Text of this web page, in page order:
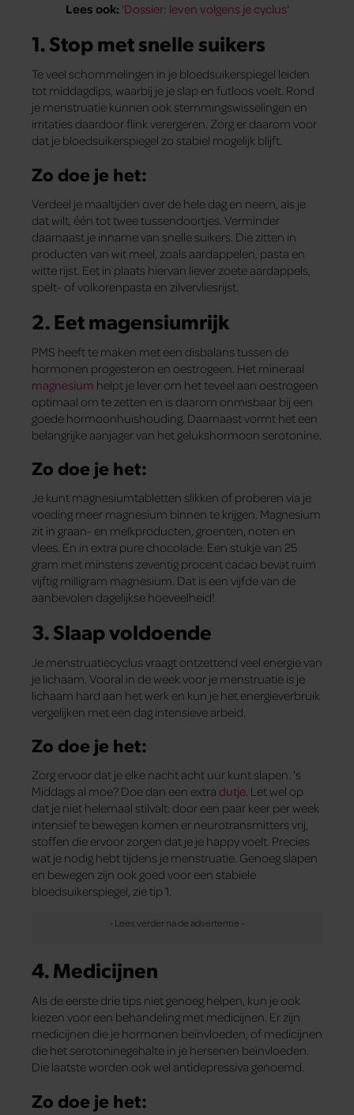
Lees ook: ‘Dossier: leven volgens je cyclus‘
1. Stop met snelle suikers
Te veel schommelingen in je bloedsuikerspiegel leiden
tot middagdips, waarbij je je slap en futloos voelt. Rond
je menstruatie kunnen ook stemmingswisselingen en
irritaties daardoor flink verergeren. Zorg er daarom voor
dat je bloedsuikerspiegel zo stabiel mogelijk blijft.
Zo doe je het:
Verdeel je maaltijden over de hele dag en neem, als je
dat wilt, één tot twee tussendoortjes. Verminder
daarnaast je inname van snelle suikers. Die zitten in
producten van wit meel, zoals aardappelen, pasta en
witte rijst. Eet in plaats hiervan liever zoete aardappels,
spelt- of volkorenpasta en zilvervliesrijst.
2. Eet magensiumrijk
PMS heeft te maken met een disbalans tussen de
hormonen progesteron en oestrogeen. Het mineraal
magnesium helpt je lever om het teveel aan oestrogeen
optimaal om te zetten en is daarom onmisbaar bij een
goede hormoonhuishouding. Daarnaast vormt het een
belangrijke aanjager van het gelukshormoon serotonine.
Zo doe je het:
Je kunt magnesiumtabletten slikken of proberen via je
voeding meer magnesium binnen te krijgen. Magnesium
zit in graan- en melkproducten, groenten, noten en
vlees. En in extra pure chocolade. Een stukje van 25
gram met minstens zeventig procent cacao bevat ruim
vijftig milligram magnesium. Dat is een vijfde van de
aanbevolen dagelijkse hoeveelheid!
3. Slaap voldoende
Je menstruatiecyclus vraagt ontzettend veel energie van
je lichaam. Vooral in de week voor je menstruatie is je
lichaam hard aan het werk en kun je het energieverbruik
vergelijken met een dag intensieve arbeid.
Zo doe je het:
Zorg ervoor dat je elke nacht acht uur kunt slapen. ’s
Middags al moe? Doe dan een extra dutje. Let wel op
dat je niet helemaal stilvalt: door een paar keer per week
intensief te bewegen komen er neurotransmitters vrij,
stoffen die ervoor zorgen dat je je happy voelt. Precies
wat je nodig hebt tijdens je menstruatie. Genoeg slapen
en bewegen zijn ook goed voor een stabiele
bloedsuikerspiegel, zie tip 1.
4. Medicijnen
Als de eerste drie tips niet genoeg helpen, kun je ook
kiezen voor een behandeling met medicijnen. Er zijn
medicijnen die je hormonen beïnvloeden, of medicijnen
die het serotoninegehalte in je hersenen beïnvloeden.
Die laatste worden ook wel antidepressiva genoemd.
Zo doe je het: